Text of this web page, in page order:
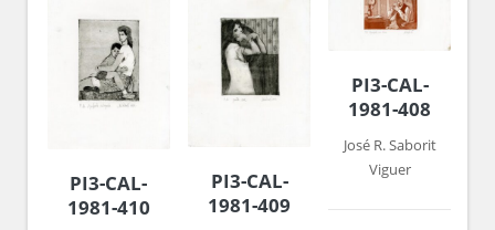
PI3-CAL-
1981-410
PI3-CAL-
1981-409
PI3-CAL-
1981-408
José R. Saborit
Viguer